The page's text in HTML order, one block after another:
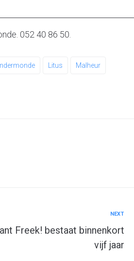
052 40 86 50.
Litus Malheur
NEXT
Freek! bestaat binnenkort
vijf jaar